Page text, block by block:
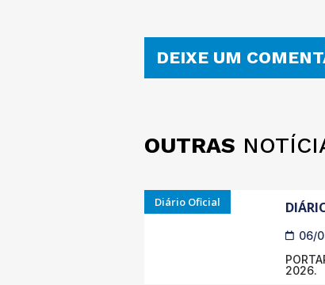
DEIXE UM
OUTRAS
Diário Oficial
06/
2026.